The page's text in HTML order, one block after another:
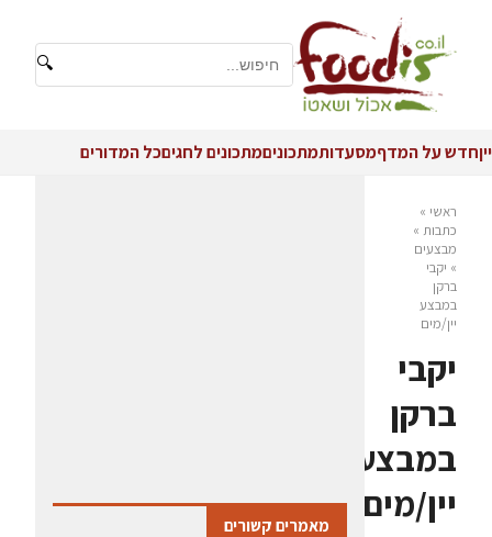
🔍
ייןחדש על המדףמסעדותמתכוניםמתכונים לחגיםכל המדורים
ראשי »
כתבות »
מבצעים
» יקבי
ברקן
במבצע
יין/מים
יקבי
ברקן
במבצע
יין/מים
מאמרים קשורים